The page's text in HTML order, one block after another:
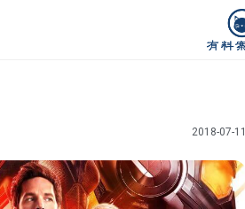
2018-07-11